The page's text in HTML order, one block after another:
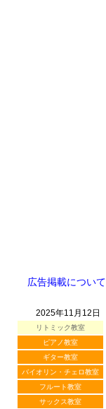
広告掲載について
2025年11月12日
リトミック教室
ピアノ教室
ギター教室
バイオリン・チェロ教室
フルート教室
サックス教室